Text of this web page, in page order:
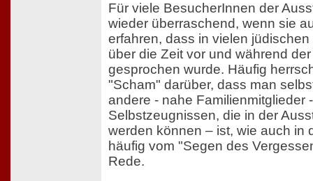
Für viele BesucherInnen der
wieder überraschend, wenn sie
erfahren, dass in vielen
über die Zeit vor und während
gesprochen wurde. Häufig
"Scham" darüber, dass man
andere - nahe Familienmitglieder
Selbstzeugnissen, die in der
werden können – ist, wie auch in
häufig vom "Segen des
Rede.